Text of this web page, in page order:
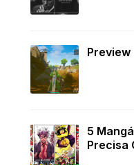
Preview
5
Precisa